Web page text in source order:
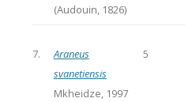
(Audouin, 1826)
7.
Araneus
svanetiensis
Mkheidze, 1997
5